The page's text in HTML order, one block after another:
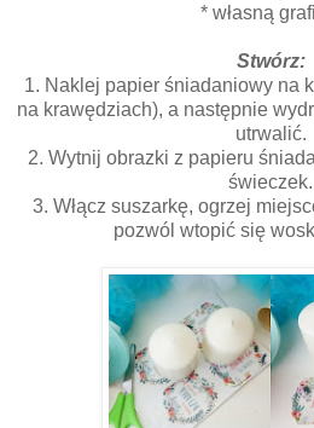
* własną
Stwórz:
1. Naklej papier śniadaniowy na
na krawędziach), a następnie
utrwalić.
2. Wytnij obrazki z papieru
świeczek.
3. Włącz suszarkę, ogrzej
pozwól wtopić się